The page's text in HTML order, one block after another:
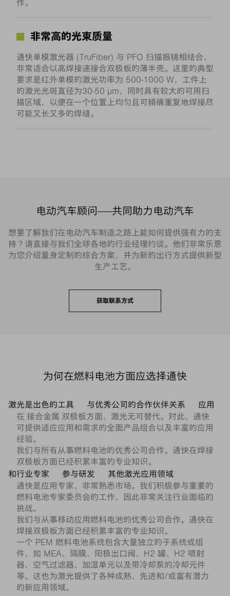
作。
非常高的光束质量
通快单模激光器 (TruFiber) 与 PFO 扫描振镜相结合，
非常适合以高焊接速接合双极板的薄半壳。这里的典型
要求是红外单模的激光功率为 500-1000 W，工件上
的激光光斑直径为30-50 μm，同时具有较大的可用扫
描区域，以便在一个位置上均匀且可精确重复地焊接尽
可能又长又多的焊缝。
电动汽车顾问——共同助力电动汽车
想要了解我们在电动汽车制造之路上能如何提供强有力的支
持？请直接与我们全球各地的行业经理约谈。他们非常乐意
为您介绍量身定制的综合方案，并为新的出行方式提供新型
生产工艺。
获取联系方式
为何在燃料电池方面应选择通快
激光是出色的工具
在 接合金属 双极板方面，激光无可替代。对此，通快
可提供适应应用和需求的全面产品组合以及丰富的应用
经验。
与优秀公司的合作伙伴关系
我们与所有从事燃料电池的优秀公司合作。通快在焊接
双极板方面已经积累丰富的专业知识。
应用
和行业专家
通快是应用专家，非常熟悉市场。我们积极参与重要的
燃料电池专家委员会的工作，因此非常关注行业面临的
挑战。
参与研发
我们与从事移动应用燃料电池的优秀公司合作。通快在
焊接双极板方面已经积累丰富的专业知识。
其他激光应用领域
一个 PEM 燃料电池系统包含大量独立的子系统或组
件，如 MEA、隔膜、阳极出口阀、H2 罐、H2 喷射
器、空气过滤器、加湿单元以及带冷却泵的冷却元件
等。这也为激光提供了各种成熟、先进和/或富有潜力
的新应用领域。